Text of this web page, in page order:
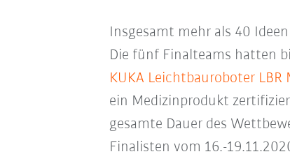
Insgesamt mehr als 40
Die fünf Finalteams hatten
KUKA Leichtbauroboter LBR
ein Medizinprodukt
gesamte Dauer des
Finalisten vom 16.-